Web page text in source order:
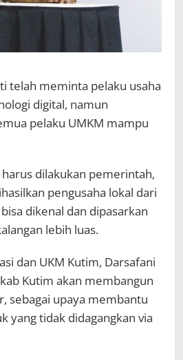
telah meminta pelaku usaha
digital, namun
pelaku UMKM mampu
dilakukan pemerintah,
pengusaha lokal dari
dikenal dan dipasarkan
lebih luas.
dan UKM Kutim, Darsafani
Kutim akan membangun
sebagai upaya membantu
yang tidak didagangkan via